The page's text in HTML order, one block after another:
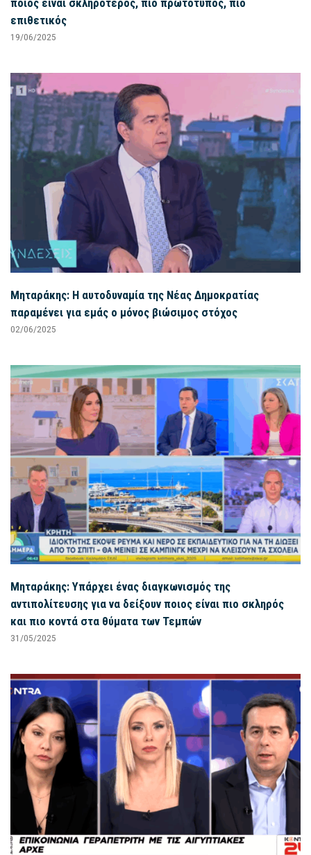
ποιος είναι σκληρότερος, πιο πρωτότυπος, πιο
επιθετικός
19/06/2025
Μηταράκης: Η αυτοδυναμία της Νέας Δημοκρατίας
παραμένει για εμάς ο μόνος βιώσιμος στόχος
02/06/2025
Μηταράκης: Υπάρχει ένας διαγκωνισμός της
αντιπολίτευσης για να δείξουν ποιος είναι πιο σκληρός
και πιο κοντά στα θύματα των Τεμπών
31/05/2025